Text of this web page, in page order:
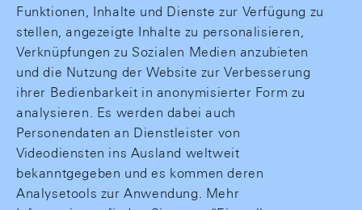
Funktionen, Inhalte und Dienste zur Verfügung zu
stellen, angezeigte Inhalte zu personalisieren,
Verknüpfungen zu Sozialen Medien anzubieten
und die Nutzung der Website zur Verbesserung
ihrer Bedienbarkeit in anonymisierter Form zu
analysieren. Es werden dabei auch
Personendaten an Dienstleister von
Videodiensten ins Ausland weltweit
bekanntgegeben und es kommen deren
Analysetools zur Anwendung. Mehr